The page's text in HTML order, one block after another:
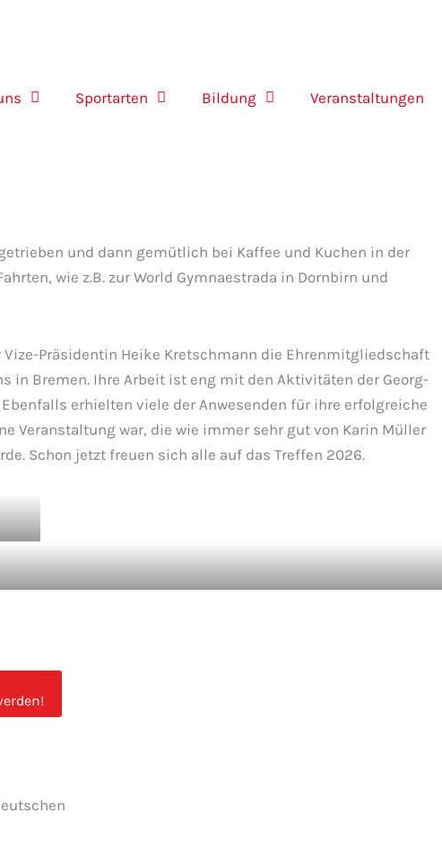
Sportarten Bildung Veranstaltungen
und dann gemütlich bei Kaffee und Kuchen in der
wie z.B. zur World Gymnaestrada in Dornbirn und
Präsidentin Heike Kretschmann die Ehrenmitgliedschaft
in Bremen. Ihre Arbeit ist eng mit den Aktivitäten der Georg-
erhielten viele der Anwesenden für ihre erfolgreiche
Veranstaltung war, die wie immer sehr gut von Karin Müller
Schon jetzt freuen sich alle auf das Treffen 2026.